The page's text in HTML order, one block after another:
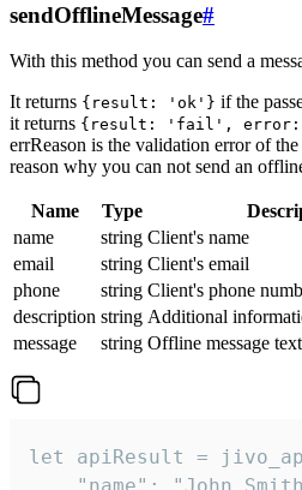
sendOfflineMessage#
With this method you can send a
It returns {result: 'ok'} if the
it returns {result: 'fail', error:
errReason is the validation error of the
reason why you can not send an
Name Type
name
string Client's name
email
string Client's email
phone
string Client's phone
description string Additional
message
string Offline message text
let apiResult =